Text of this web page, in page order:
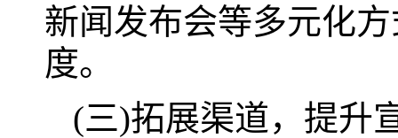
新闻发布会等多元化
度。
(三)拓展渠道，提升